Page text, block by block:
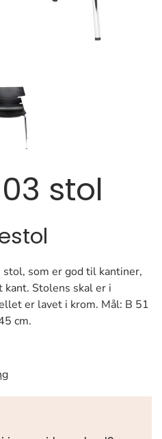
stol
som er god til kantiner,
kant. Stolens skal er i
er lavet i krom. Mål: B 51
cm.